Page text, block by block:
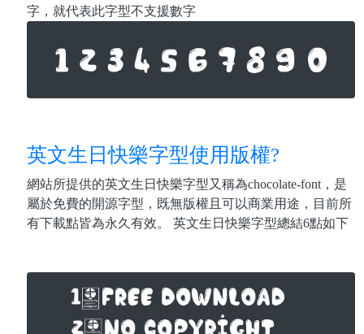
字，就代表此字型不支援數字
英文生日快樂字型使用版權?
網站所提供的英文生日快樂字型又稱為chocolate-font，是
屬於免費的開源字型，既無版權且可以商業用途，目前所
有下載點皆為永久有效。 英文生日快樂字型總結6點如下